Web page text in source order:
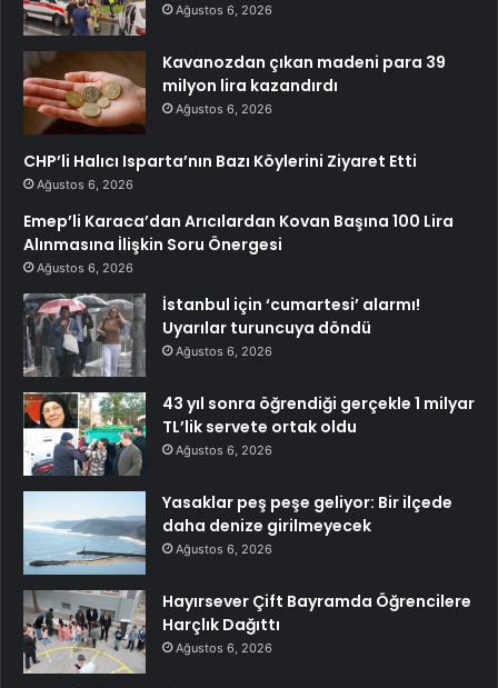
Ağustos 6, 2026
Kavanozdan çıkan madeni para 39
milyon lira kazandırdı
Ağustos 6, 2026
CHP’li Halıcı Isparta’nın Bazı Köylerini Ziyaret Etti
Ağustos 6, 2026
Emep’li Karaca’dan Arıcılardan Kovan Başına 100 Lira
Alınmasına İlişkin Soru Önergesi
Ağustos 6, 2026
İstanbul için ‘cumartesi’ alarmı!
Uyarılar turuncuya döndü
Ağustos 6, 2026
43 yıl sonra öğrendiği gerçekle 1 milyar
TL’lik servete ortak oldu
Ağustos 6, 2026
Yasaklar peş peşe geliyor: Bir ilçede
daha denize girilmeyecek
Ağustos 6, 2026
Hayırsever Çift Bayramda Öğrencilere
Harçlık Dağıttı
Ağustos 6, 2026